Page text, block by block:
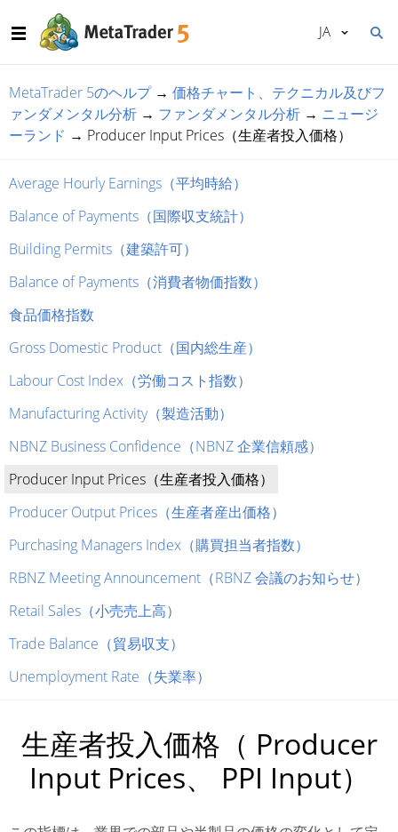
JA
MetaTrader 5のヘルプ→ 価格チャート、テクニカル及びフ
ァンダメンタル分析 → ファンダメンタル分析 → ニュージ
ーランド → Producer Input Prices（生産者投入価格）
Average Hourly Earnings（平均時給）
Balance of Payments（国際収支統計）
Building Permits（建築許可）
Balance of Payments（消費者物価指数）
食品価格指数
Gross Domestic Product（国内総生産）
Labour Cost Index（労働コスト指数）
Manufacturing Activity（製造活動）
NBNZ Business Confidence（NBNZ 企業信頼感）
Producer Input Prices（生産者投入価格）
Producer Output Prices（生産者産出価格）
Purchasing Managers Index（購買担当者指数）
RBNZ Meeting Announcement（RBNZ 会議のお知らせ）
Retail Sales（小売売上高）
Trade Balance（貿易収支）
Unemployment Rate（失業率）
生産者投入価格（ Producer
Input Prices、 PPI Input）